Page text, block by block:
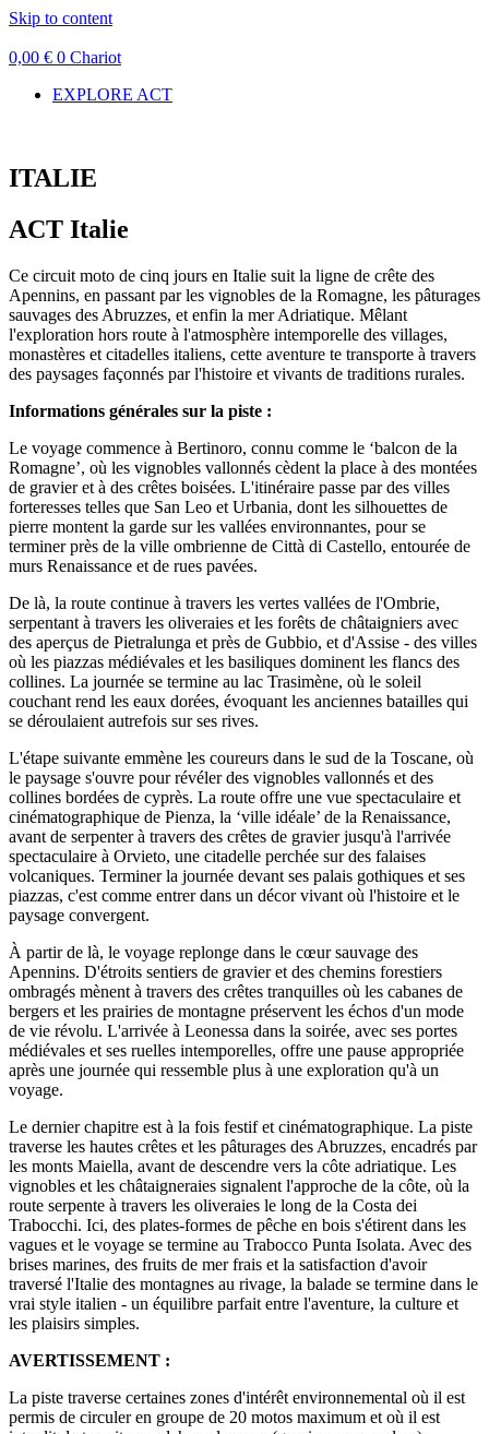
Skip to content
0,00 € 0 Chariot
EXPLORE ACT
ITALIE
ACT Italie
Ce circuit moto de cinq jours en Italie suit la ligne de crête des
Apennins, en passant par les vignobles de la Romagne, les pâturages
sauvages des Abruzzes, et enfin la mer Adriatique. Mêlant
l'exploration hors route à l'atmosphère intemporelle des villages,
monastères et citadelles italiens, cette aventure te transporte à travers
des paysages façonnés par l'histoire et vivants de traditions rurales.
Informations générales sur la piste :
Le voyage commence à Bertinoro, connu comme le ‘balcon de la
Romagne’, où les vignobles vallonnés cèdent la place à des montées
de gravier et à des crêtes boisées. L'itinéraire passe par des villes
forteresses telles que San Leo et Urbania, dont les silhouettes de
pierre montent la garde sur les vallées environnantes, pour se
terminer près de la ville ombrienne de Città di Castello, entourée de
murs Renaissance et de rues pavées.
De là, la route continue à travers les vertes vallées de l'Ombrie,
serpentant à travers les oliveraies et les forêts de châtaigniers avec
des aperçus de Pietralunga et près de Gubbio, et d'Assise - des villes
où les piazzas médiévales et les basiliques dominent les flancs des
collines. La journée se termine au lac Trasimène, où le soleil
couchant rend les eaux dorées, évoquant les anciennes batailles qui
se déroulaient autrefois sur ses rives.
L'étape suivante emmène les coureurs dans le sud de la Toscane, où
le paysage s'ouvre pour révéler des vignobles vallonnés et des
collines bordées de cyprès. La route offre une vue spectaculaire et
cinématographique de Pienza, la ‘ville idéale’ de la Renaissance,
avant de serpenter à travers des crêtes de gravier jusqu'à l'arrivée
spectaculaire à Orvieto, une citadelle perchée sur des falaises
volcaniques. Terminer la journée devant ses palais gothiques et ses
piazzas, c'est comme entrer dans un décor vivant où l'histoire et le
paysage convergent.
À partir de là, le voyage replonge dans le cœur sauvage des
Apennins. D'étroits sentiers de gravier et des chemins forestiers
ombragés mènent à travers des crêtes tranquilles où les cabanes de
bergers et les prairies de montagne préservent les échos d'un mode
de vie révolu. L'arrivée à Leonessa dans la soirée, avec ses portes
médiévales et ses ruelles intemporelles, offre une pause appropriée
après une journée qui ressemble plus à une exploration qu'à un
voyage.
Le dernier chapitre est à la fois festif et cinématographique. La piste
traverse les hautes crêtes et les pâturages des Abruzzes, encadrés par
les monts Maiella, avant de descendre vers la côte adriatique. Les
vignobles et les châtaigneraies signalent l'approche de la côte, où la
route serpente à travers les oliveraies le long de la Costa dei
Trabocchi. Ici, des plates-formes de pêche en bois s'étirent dans les
vagues et le voyage se termine au Trabocco Punta Isolata. Avec des
brises marines, des fruits de mer frais et la satisfaction d'avoir
traversé l'Italie des montagnes au rivage, la balade se termine dans le
vrai style italien - un équilibre parfait entre l'aventure, la culture et
les plaisirs simples.
AVERTISSEMENT :
La piste traverse certaines zones d'intérêt environnemental où il est
permis de circuler en groupe de 20 motos maximum et où il est